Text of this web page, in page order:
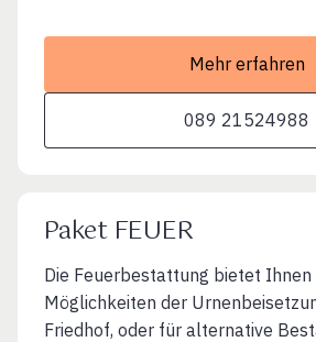
Mehr erfahren
089 21524988
Paket FEUER
Die Feuerbestattung bietet
Möglichkeiten der
Friedhof, oder für alternative